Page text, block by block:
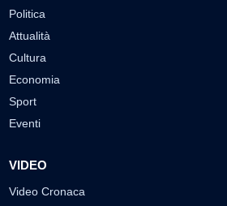
Politica
Attualità
Cultura
Economia
Sport
Eventi
VIDEO
Video Cronaca